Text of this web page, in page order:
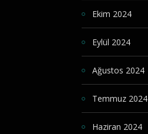
Ekim 2024
Eylül 2024
Ağustos 2024
Temmuz 2024
Haziran 2024